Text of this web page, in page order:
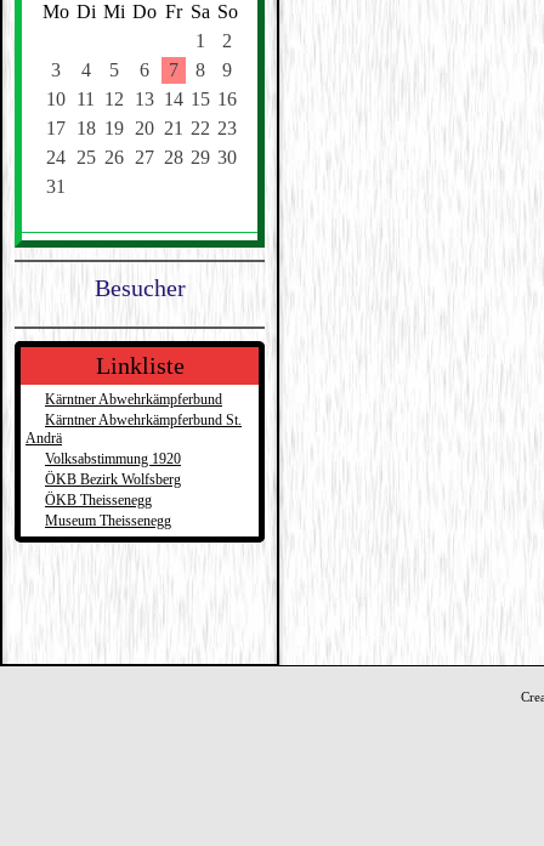
Mo Di Mi Do Fr Sa So
1
2
3
4 5 6 7 8
9
10
11 12 13 14 15 16
17
18 19 20 21 22 23
24
25 26 27 28 29 30
31
Besucher
Linkliste
Kärntner Abwehrkämpferbund
Kärntner Abwehrkämpferbund St.
Andrä
Volksabstimmung 1920
ÖKB Bezirk Wolfsberg
ÖKB Theissenegg
Museum Theissenegg